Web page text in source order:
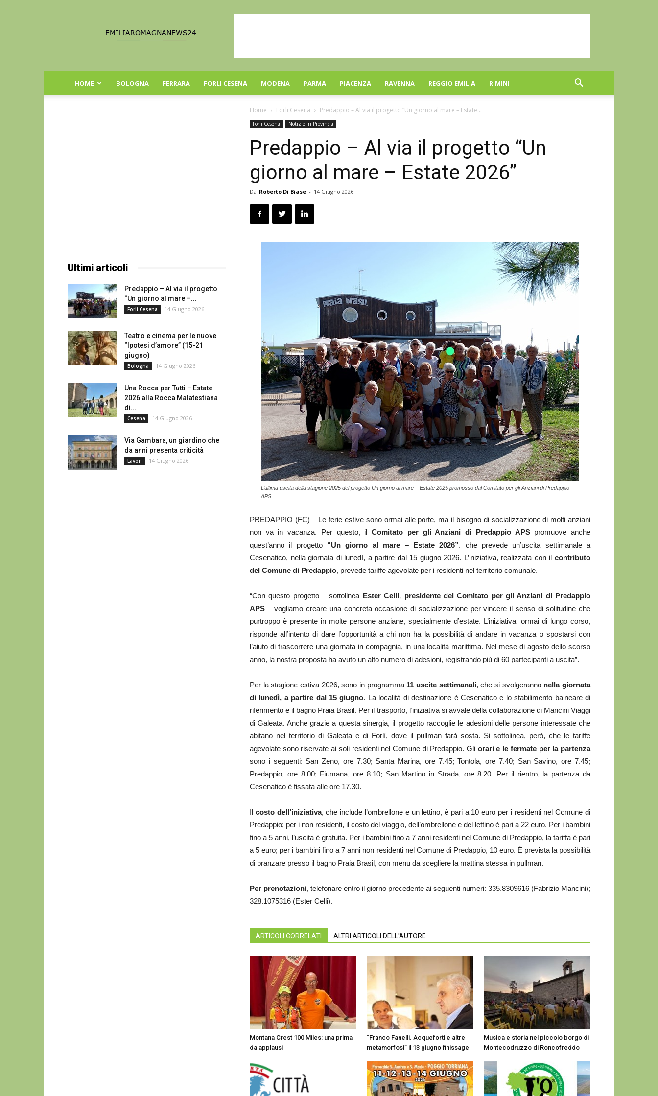
Romagna
HOME BOLOGNA FERRARA FORLI CESENA MODENA PARMA PIACENZA RAVENNA REGGIO EMILIA RIMINI
Home Forli Cesena Predappio – Al via il progetto “Un giorno al mare – Estate...
Forli Cesena Notizie in Provincia
Predappio – Al via il progetto “Un
giorno al mare – Estate 2026”
Da Roberto Di Biase - 14 Giugno 2026
L’ultima uscita della stagione 2025 del progetto Un giorno al mare – Estate 2025 promosso dal Comitato per gli Anziani di Predappio
APS
PREDAPPIO (FC) – Le ferie estive sono ormai alle porte, ma il bisogno di socializzazione di molti anziani
non va in vacanza. Per questo, ilComitato per gli Anziani di Predappio APSpromuove anche
quest’anno il progetto “Un giorno al mare – Estate 2026”, che prevede un’uscita settimanale a
Cesenatico, nella giornata di lunedì, a partire dal 15 giugno 2026. L’iniziativa, realizzata con il contributo
del Comune di Predappio, prevede tariffe agevolate per i residenti nel territorio comunale.
“Con questo progetto – sottolinea Ester Celli, presidente del Comitato per gli Anziani di Predappio
APS – vogliamo creare una concreta occasione di socializzazione per vincere il senso di solitudine che
purtroppo è presente in molte persone anziane, specialmente d’estate. L’iniziativa, ormai di lungo corso,
risponde all’intento di dare l’opportunità a chi non ha la possibilità di andare in vacanza o spostarsi con
l’aiuto di trascorrere una giornata in compagnia, in una località marittima. Nel mese di agosto dello scorso
anno, la nostra proposta ha avuto un alto numero di adesioni, registrando più di 60 partecipanti a uscita”.
Per la stagione estiva 2026, sono in programma 11 uscite settimanali, che si svolgeranno nella giornata
di lunedì, a partire dal 15 giugno. La località di destinazione è Cesenatico e lo stabilimento balneare di
riferimento è il bagno Praia Brasil. Per il trasporto, l’iniziativa si avvale della collaborazione di Mancini Viaggi
di Galeata. Anche grazie a questa sinergia, il progetto raccoglie le adesioni delle persone interessate che
abitano nel territorio di Galeata e di Forlì, dove il pullman farà sosta. Si sottolinea, però, che le tariffe
agevolate sono riservate ai soli residenti nel Comune di Predappio. Gli orari e le fermate per la partenza
sono i seguenti: San Zeno, ore 7.30; Santa Marina, ore 7.45; Tontola, ore 7.40; San Savino, ore 7.45;
Predappio, ore 8.00; Fiumana, ore 8.10; San Martino in Strada, ore 8.20. Per il rientro, la partenza da
Cesenatico è fissata alle ore 17.30.
Il costo dell’iniziativa, che include l’ombrellone e un lettino, è pari a 10 euro per i residenti nel Comune di
Predappio; per i non residenti, il costo del viaggio, dell’ombrellone e del lettino è pari a 22 euro. Per i bambini
fino a 5 anni, l’uscita è gratuita. Per i bambini fino a 7 anni residenti nel Comune di Predappio, la tariffa è pari
a 5 euro; per i bambini fino a 7 anni non residenti nel Comune di Predappio, 10 euro. È prevista la possibilità
di pranzare presso il bagno Praia Brasil, con menu da scegliere la mattina stessa in pullman.
Per prenotazioni, telefonare entro il giorno precedente ai seguenti numeri: 335.8309616 (Fabrizio Mancini);
328.1075316 (Ester Celli).
ARTICOLI CORRELATI ALTRI ARTICOLI DELL'AUTORE
Montana Crest 100 Miles: una prima
da applausi
“Franco Fanelli. Acqueforti e altre
metamorfosi” il 13 giugno finissage
Musica e storia nel piccolo borgo di
Montecodruzzo di Roncofreddo
Ultimi articoli
Predappio – Al via il progetto
“Un giorno al mare –...
Forli Cesena 14 Giugno 2026
Teatro e cinema per le nuove
“Ipotesi d’amore” (15-21
giugno)
Bologna 14 Giugno 2026
Una Rocca per Tutti – Estate
2026 alla Rocca Malatestiana
di...
Cesena 14 Giugno 2026
Via Gambara, un giardino che
da anni presenta criticità
Lavori 14 Giugno 2026